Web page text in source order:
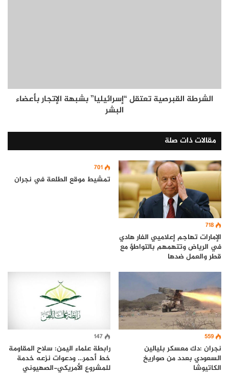
الشرطة القبرصية تعتقل “إسرائيليا” بشبهة الإتجار بأعضاء
البشر
مقالات ذات صلة
718
الإمارات تهاجم إعلاميي الفار هادي
في الرياض وتتهمهم بالتواطؤ مع
قطر والعمل ضدها
701
تمشيط موقع الطلعة في نجران
559
نجران :دك معسكر بليالين
السعودي بعدد من صواريخ
الكاتيوشا
147
رابطة علماء اليمن: سلاح المقاومة
خط أحمر… ودعوات نزعه خدمة
للمشروع الأمريكي-الصهيوني